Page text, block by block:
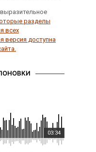
разделы
всех
версия доступна
03:34